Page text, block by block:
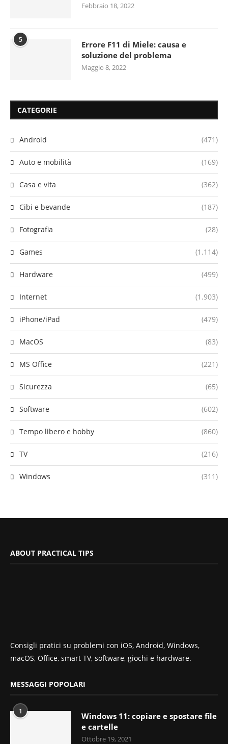
Febbraio 18, 2022
5
Errore F11 di Miele: causa e
soluzione del problema
Maggio 8, 2022
CATEGORIE
Android (471)
Auto e mobilità (169)
Casa e vita (362)
Cibi e bevande (187)
Fotografia (28)
Games (1.114)
Hardware (499)
Internet (1.903)
iPhone/iPad (479)
MacOS (83)
MS Office (221)
Sicurezza (65)
Software (602)
Tempo libero e hobby (860)
TV (216)
Windows (311)
ABOUT PRACTICAL TIPS
Consigli pratici su problemi con iOS, Android, Windows,
macOS, Office, smart TV, software, giochi e hardware.
MESSAGGI POPOLARI
1
Windows 11: copiare e spostare file
e cartelle
Ottobre 19, 2021